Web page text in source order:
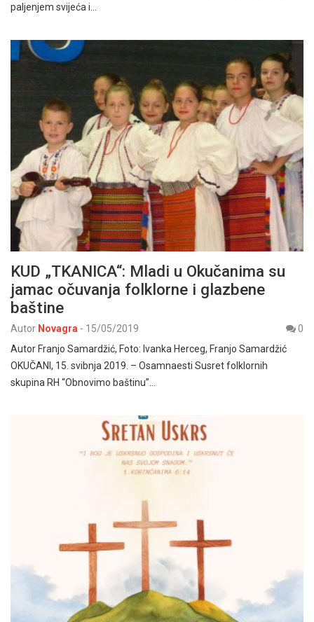
paljenjem svijeća i…
KUD „TKANICA“: Mladi u Okučanima su
jamac očuvanja folklorne i glazbene
baštine
Autor Novagra - 15/05/2019
0
Autor Franjo Samardžić, Foto: Ivanka Herceg, Franjo Samardžić
OKUČANI, 15. svibnja 2019. – Osamnaesti Susret folklornih
skupina RH “Obnovimo baštinu”…